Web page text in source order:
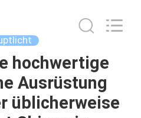
hochwertige
Ausrüstung
üblicherweise